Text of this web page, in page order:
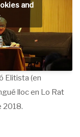
and
Elitista (en
lloc en Lo Rat
2018.